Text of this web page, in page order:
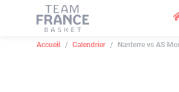
Accueil Calendrier Nanterre vs AS
Panneau de gestion des cookies